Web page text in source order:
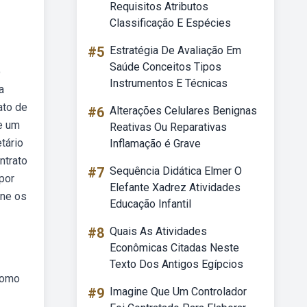
de
um
os
Requisitos Atributos
Classificação E Espécies
#5 Estratégia De Avaliação Em
Saúde Conceitos Tipos
Instrumentos E Técnicas
#6 Alterações Celulares Benignas
Reativas Ou Reparativas
Inflamação é Grave
#7 Sequência Didática Elmer O
Elefante Xadrez Atividades
Educação Infantil
#8 Quais As Atividades
Econômicas Citadas Neste
Texto Dos Antigos Egípcios
#9 Imagine Que Um Controlador